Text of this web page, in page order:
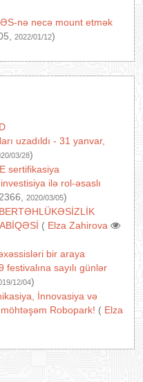
nə necə mount etmək
2022/01/12)
uzadıldı - 31 yanvar,
03/28)
sertifikasiya
ilə rol-əsaslı
2020/03/05)
( Elza Zahirova
bir araya
sayılı günlər
12/04)
İnnovasiya və
Robopark! ( Elza